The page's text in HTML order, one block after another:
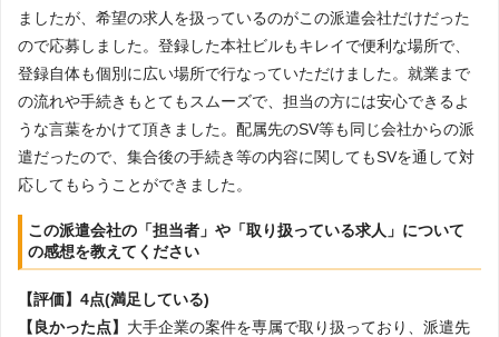
ましたが、希望の求人を扱っているのがこの派遣会社だけだった
ので応募しました。登録した本社ビルもキレイで便利な場所で、
登録自体も個別に広い場所で行なっていただけました。就業まで
の流れや手続きもとてもスムーズで、担当の方には安心できるよ
うな言葉をかけて頂きました。配属先のSV等も同じ会社からの派
遣だったので、集合後の手続き等の内容に関してもSVを通して対
応してもらうことができました。
この派遣会社の「担当者」や「取り扱っている求人」について
の感想を教えてください
【評価】4点(満足している)
【良かった点】 大手企業の案件を専属で取り扱っており、派遣先